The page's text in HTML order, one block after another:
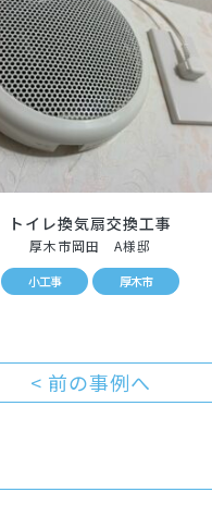
トイレ換気扇交換工事
厚木市岡田 A様邸
小工事 厚木市
< 前の事例へ